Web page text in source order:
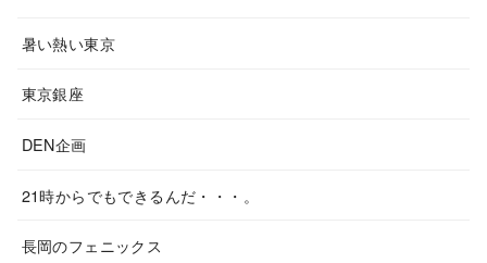
暑い熱い東京
東京銀座
DEN企画
21時からでもできるんだ・・・。
長岡のフェニックス